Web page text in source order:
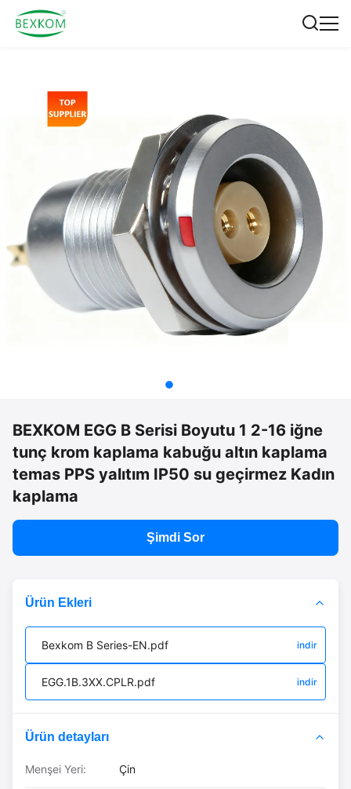
BEXKOM EGG B Serisi Boyutu 1 2-16 iğne
tunç krom kaplama kabuğu altın kaplama
temas PPS yalıtım IP50 su geçirmez Kadın
kaplama
Şimdi Sor
Ürün Ekleri
Bexkom B Series-EN.pdf indir
EGG.1B.3XX.CPLR.pdf indir
Ürün detayları
Menşei Yeri: Çin